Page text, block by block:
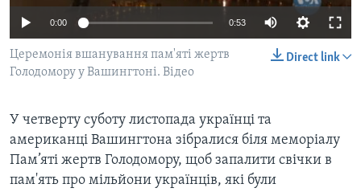
СТУДІЯ ВАШИНГТОН
ВІКНО В АМЕРИКУ
ПРАЙМ-ТАЙМ
Мови
0:00 0:53
Direct link
Церемонія вшанування пам'яті жертв
Голодомору у Вашингтоні. Відео
У четверту суботу листопада українці та
американці Вашингтона зібралися біля меморіалу
Пам’яті жертв Голодомору, щоб запалити свічки в
пам'ять про мільйони українців, які були